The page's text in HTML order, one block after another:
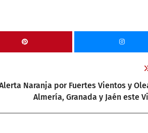
Naranja por Fuertes Vientos y
Almería, Granada y Jaén este